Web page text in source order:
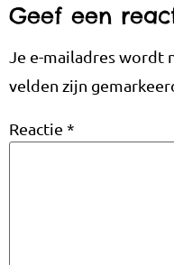
Geef een
Je e-mailadres wordt
velden zijn
Reactie *